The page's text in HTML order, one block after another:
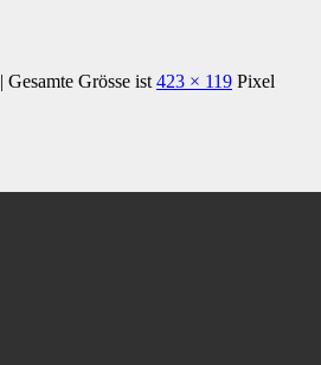
| Gesamte Grösse ist 423 × 119 Pixel